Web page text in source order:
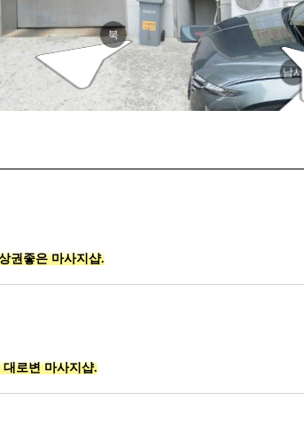
북
남서
권좋은 마사지샵.
로변 마사지샵.